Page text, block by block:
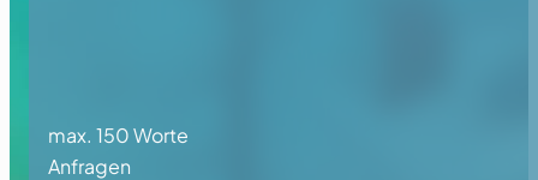
max. 150 Worte
Anfragen